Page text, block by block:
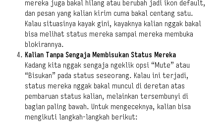
mereka juga bakal hilang atau berubah jadi ikon default,
dan pesan yang kalian kirim cuma bakal centang satu.
Kalau situasinya kayak gini, kayaknya kalian nggak bakal
bisa melihat status mereka sampai mereka membuka
blokirannya.
Kalian Tanpa Sengaja Membisukan Status Mereka
Kadang kita nggak sengaja ngeklik opsi “Mute” atau
“Bisukan” pada status seseorang. Kalau ini terjadi,
status mereka nggak bakal muncul di deretan atas
pembaruan status kalian, melainkan tersembunyi di
bagian paling bawah. Untuk mengeceknya, kalian bisa
mengikuti langkah-langkah berikut: